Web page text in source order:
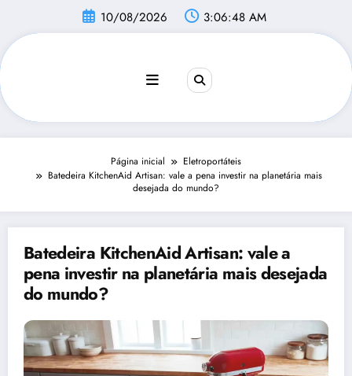
conteúdo
10/08/2026 3:06:49 AM
Página inicial
Eletroportáteis
Batedeira KitchenAid Artisan: vale a pena investir na planetária mais
desejada do mundo?
Batedeira KitchenAid Artisan: vale a
pena investir na planetária mais desejada
do mundo?